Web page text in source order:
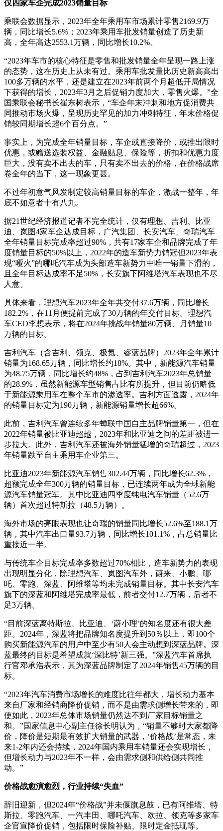
仅四家车企完成2023销量目标
乘联会数据显示，2023年全年乘用车市场累计零售2169.9万
辆，同比增长5.6%；2023年乘用车批发销量创造了历史新
高，全年高达2553.1万辆，同比增长10.2%。
“2023年车市的核心特征是零售和批发销量全年呈现一路上涨
的态势，这在历史上从未有过。乘用车批发量比历史新高高出
100多万辆的水平，还是建立在2023年前两个月超低开局情况
下获得的增长，2023年3月之后促销力度加大，零售火爆。”全
国乘联会秘书长崔东树表示，“车企年末冲刺和地方促消费共
同推动市场火爆，呈现历史罕见的加力冲刺特征，年末价格促
销较同期增长超6个百分点。”
事实上，为完成全年销量目标，车企或直接降价，或推出限时
优惠，或赠送选装权益、金融贴息、保险等，折扣和优惠力度
巨大，没有卖不出去的车，只有卖不出去的价格，在价格战席
卷全年的当下，这一现象更甚。
不过年初意气风发制定较高销量目标的车企，激战一整年，年
底不如意者十有八九。
据21世纪经济报道记者不完全统计，仅有理想、吉利、比亚
迪、岚图4家车企达成目标，广汽集团、长安汽车、奇瑞汽车
全年销量目标完成率超过90%，共有17家车企和品牌完成了年
度销量目标的50%以上，2022年的造车新势力销冠但2023年表
现“哑火”的哪吒汽车成为头部造车新势力中唯一销量下滑的，
且全年目标达成率不足50%，长安旗下阿维塔汽车表现也不尽
人意。
具体来看，理想汽车2023年全年共交付37.6万辆，同比增长
182.2%，在11月便提前完成了30万辆的年交付目标。理想汽
车CEO李想表示，将在2024年挑战年销量80万辆、月销量10
万辆的目标。
吉利汽车（含吉利、领克、极氪、睿蓝品牌）2023年全年累计
销量为168.65万辆，同比增长约18%。其中，新能源汽车销量
为48.75万辆，同比增长约48%，占到吉利汽车2023年总销量
的28.9%，虽然新能源车型销售占比有所提升，但目前仍略低
于新能源乘用车在整个车市的渗透率。吉利方面透露，2024年
的销量目标定为190万辆，新能源销量增长超66%。
此前，吉利汽车曾连续多年蝉联中国自主品牌销量第一，但在
2022年销量被比亚迪超越，2023年和比亚迪之间的差距被进一
步拉大。此外，吉利汽车还被海外销量猛增的奇瑞超过，2023
年销量跌至自主乘用车企业第三。
比亚迪2023年新能源汽车销售302.44万辆，同比增长62.3%，
超额完成全年300万辆的销量目标，已连续两年成为全球新能
源汽车销量冠军。其中比亚迪四季度纯电汽车销量（52.6万
辆）首次超过特斯拉（48.5万辆）。
海外市场的亮眼表现也让奇瑞的销量同比增长52.6%至188.1万
辆，其中汽车出口量93.7万辆，同比增长101.1%，占总销量比
重接近一半。
与传统车企目标完成率多数超过70%相比，造车新势力的表现
出现明显分化，除理想汽车、岚图汽车外，蔚来、小鹏、哪
吒、零跑、深蓝、阿维塔等均未完成销量目标。其中长安汽车
旗下的深蓝和阿维塔完成率最低，前者交付12.7万辆，后者不
足3万辆。
“目前深蓝离特斯拉、比亚迪、‘蔚小理’的知名度还有很大差
距。2024年，深蓝将把品牌知名度提升到50％以上，即100个
购买新能源汽车的用户中至少有50人会主动想到深蓝品牌。深
蓝最终的目标是希望成就‘深比特’新三强。”深蓝汽车首席执
行官邓承浩表示，其为深蓝品牌制定了2024年销售45万辆的目
标。
“2023年汽车消费市场增长的难度比往年都大，增长动力基本
来自厂家和经销商降价促销，而不是由需求侧增长带来的，即
使如此，2023年总体市场销量仍然达不到厂家目标销量之
和。”国家信息中心副主任徐长明认为，“销量不够时大家都降
价，降价是短期最有效扩大销量的武器，‘价格战’是常态，未
来1-2年内还会持续，2024年国内乘用车销量还会实现增长，
但增长动力与2023年不一样，会由需求侧和供给侧共同推
动。”
价格战愈演愈烈，行业持续“失血”
辞旧迎新，但2024年“价格战”并未偃旗息鼓，已有阿维塔、特
斯拉、零跑汽车、一汽丰田、哪吒汽车、欧拉、领克等多家车
企官宣降价促销，包括限时保险补贴、限时定金抵现等。